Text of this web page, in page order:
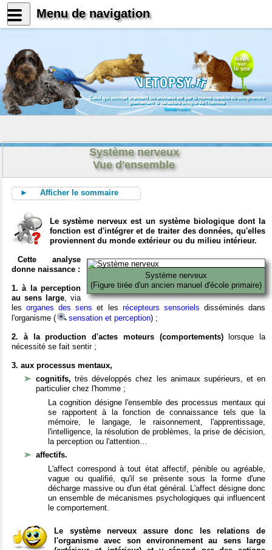
News
sur
le site
Celui qui connait vraiment les animaux est par là même capable de comprendre
pleinement le caractère unique de l'homme
Konrad Lorenz
Système nerveux
Vue d'ensemble
► Afficher le sommaire
Le système nerveux est un système biologique dont la
fonction est d'intégrer et de traiter des données, qu'elles
proviennent du monde extérieur ou du milieu intérieur.
Système nerveux
(Figure tirée d'un ancien manuel d'école primaire)
Cette analyse
donne naissance :
1. à la perception
au sens large, via
lesorganes des sens et les récepteurs sensoriels disséminés dans
l'organisme (
sensation et perception) ;
2. à la production d'actes moteurs (comportements)lorsque la
nécessité se fait sentir ;
3. aux processus mentaux,
cognitifs,très développés chez les animaux supérieurs, et en
particulier chez l'homme ;
La cognition désigne l'ensemble des processus mentaux qui
se rapportent à la fonction de connaissance tels que la
mémoire, le langage, le raisonnement, l'apprentissage,
l'intelligence, la résolution de problèmes, la prise de décision,
la perception ou l'attention…
affectifs.
L'affect correspond à tout état affectif, pénible ou agréable,
vague ou qualifié, qu'il se présente sous la forme d'une
décharge massive ou d'un état général. L'affect désigne donc
un ensemble de mécanismes psychologiques qui influencent
le comportement.
Le système nerveux assure donc les relations de
l'organisme avec son environnement au sens large
Menu de navigation